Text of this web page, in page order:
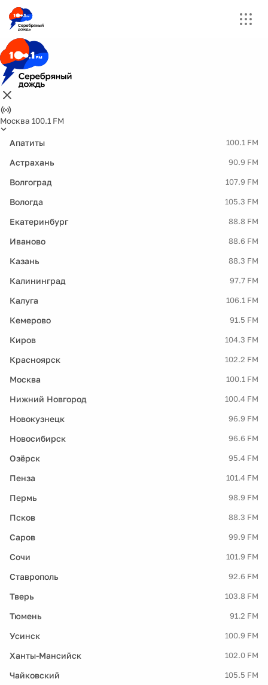
Москва 100.1 FM
Апатиты 100.1 FM
Астрахань 90.9 FM
Волгоград 107.9 FM
Вологда 105.3 FM
Екатеринбург 88.8 FM
Иваново 88.6 FM
Казань 88.3 FM
Калининград 97.7 FM
Калуга 106.1 FM
Кемерово 91.5 FM
Киров 104.3 FM
Красноярск 102.2 FM
Москва 100.1 FM
Нижний Новгород 100.4 FM
Новокузнецк 96.9 FM
Новосибирск 96.6 FM
Озёрск 95.4 FM
Пенза 101.4 FM
Пермь 98.9 FM
Псков 88.3 FM
Саров 99.9 FM
Сочи 101.9 FM
Ставрополь 92.6 FM
Тверь 103.8 FM
Тюмень 91.2 FM
Усинск 100.9 FM
Ханты-Мансийск 102.0 FM
Чайковский 105.5 FM